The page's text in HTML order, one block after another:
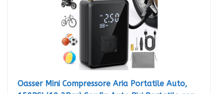
Oasser Mini Compressore Aria Portatile Auto,